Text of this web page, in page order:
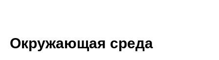
Окружающая среда